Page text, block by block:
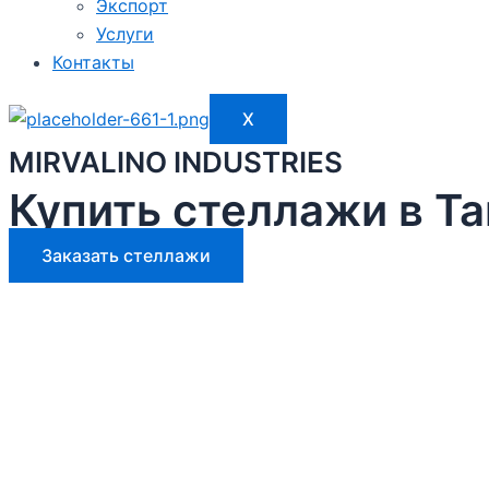
Экспорт
Услуги
Контакты
X
MIRVALINO INDUSTRIES
Купить стеллажи в
Заказать стеллажи